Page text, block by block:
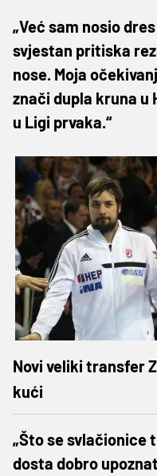
„Već sam nosio
svjestan pritiska
nose. Moja
znači dupla kruna u
u Ligi prvaka.“
Novi veliki transfer
kući
„Što se svlačionice
dosta dobro